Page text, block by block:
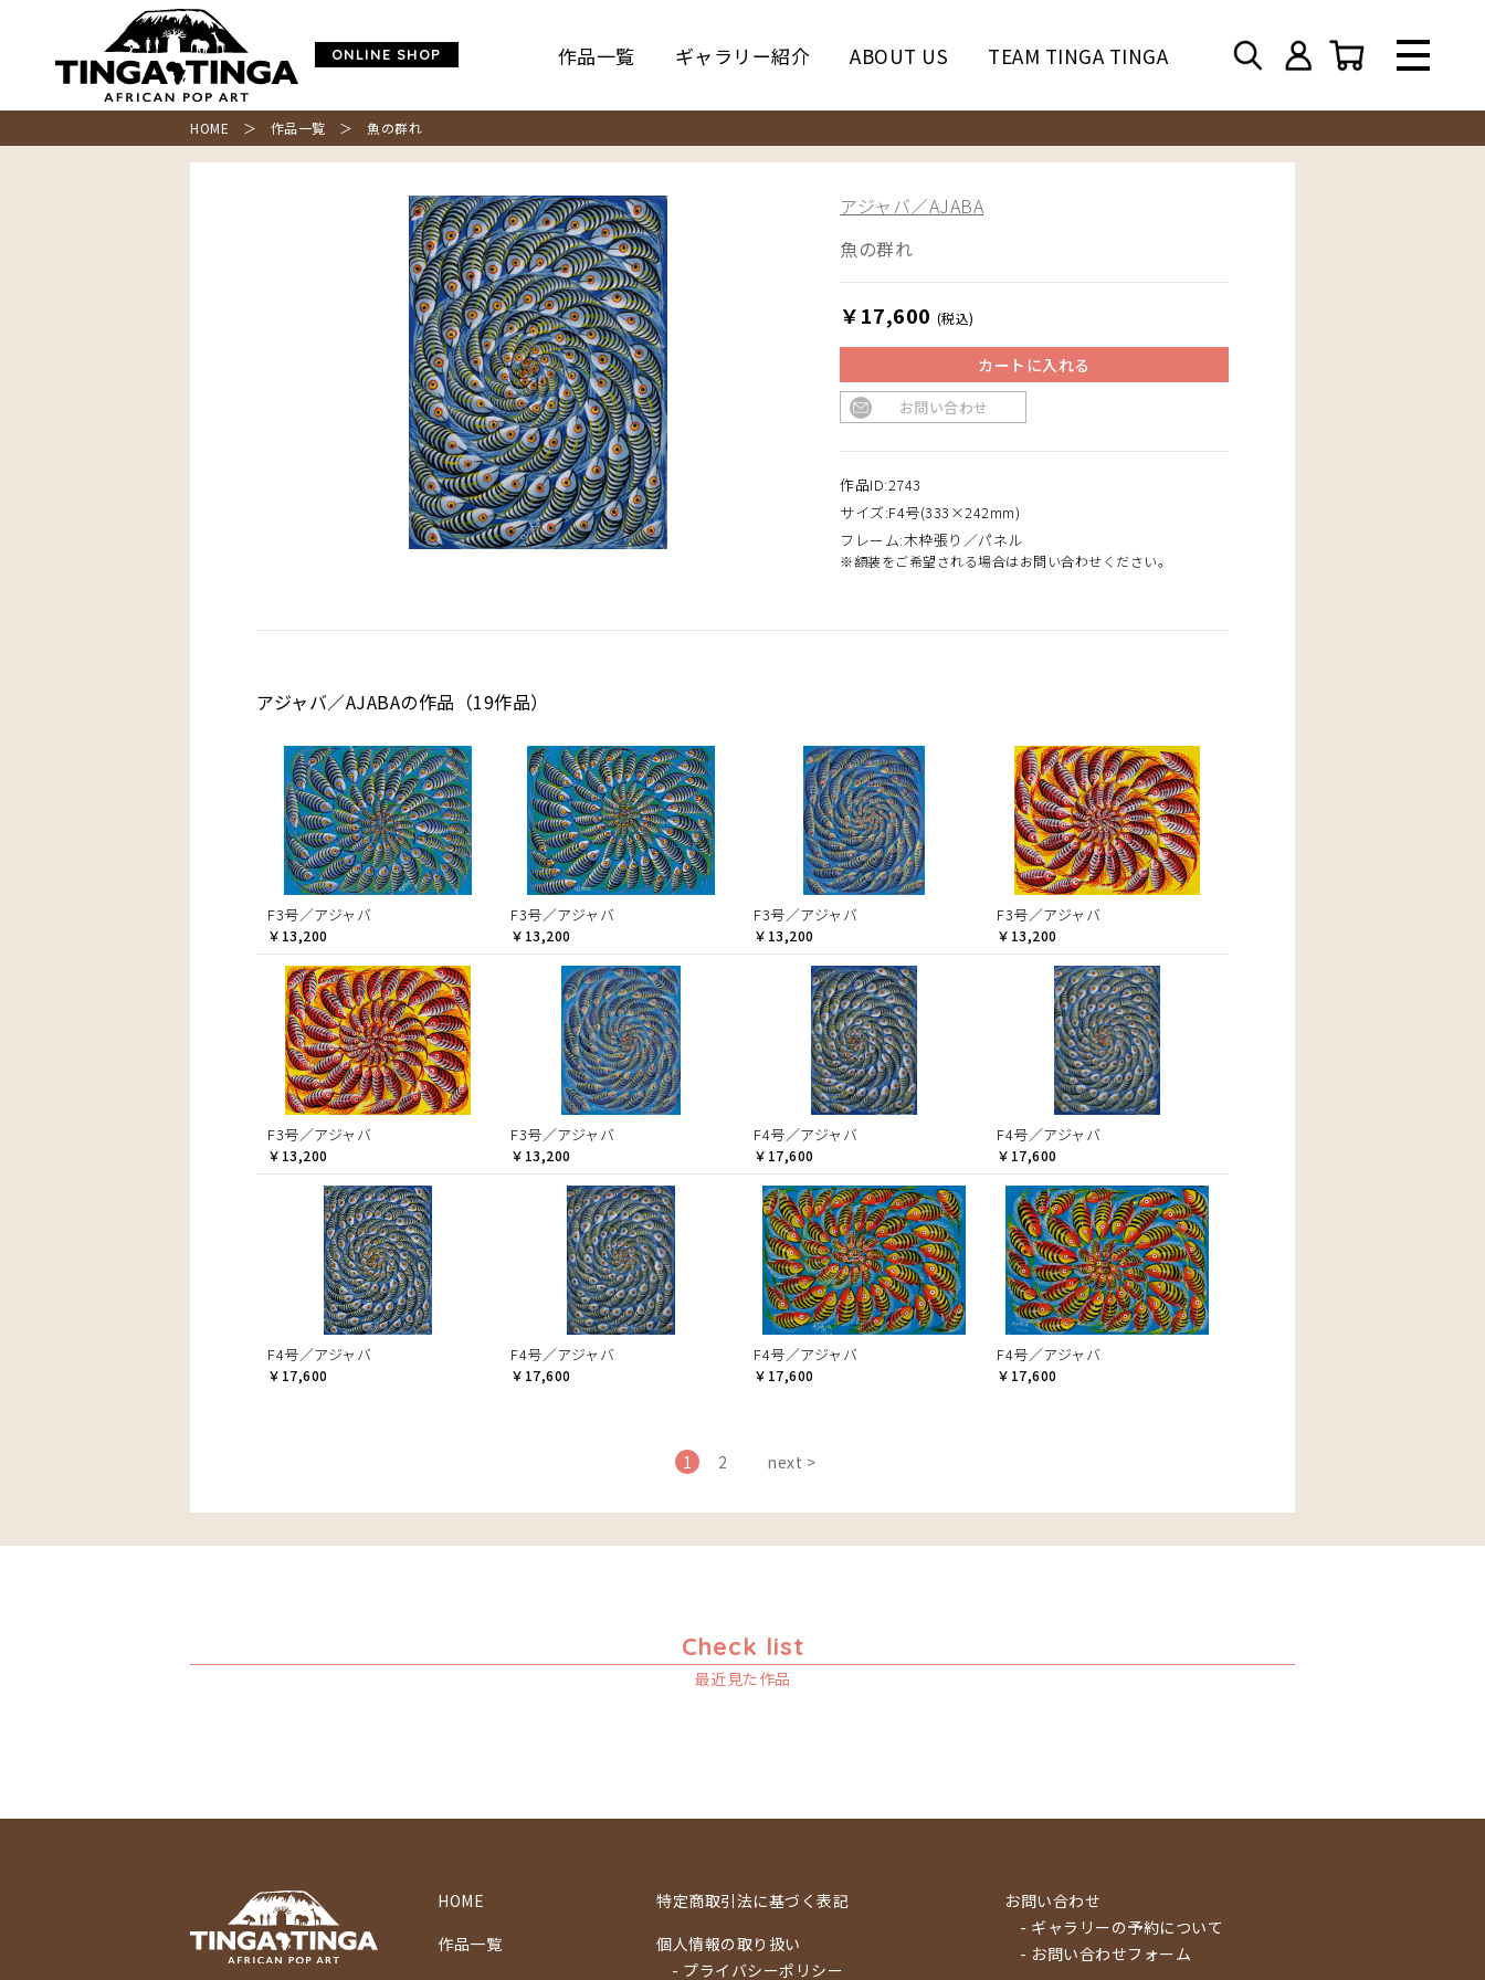
ONLINE SHOP 作品一覧 ギャラリー紹介 ABOUT US TEAM TINGA TINGA
HOME ＞ 作品一覧 ＞ 魚の群れ
アジャバ／AJABA
魚の群れ
￥17,600 (税込)
カートに入れる
お問い合わせ
作品ID:2743
サイズ:F4号(333×242mm)
フレーム:木枠張り／パネル
※額装をご希望される場合はお問い合わせください。
アジャバ／AJABAの作品（19作品）
F3号／アジャバ
￥13,200
F3号／アジャバ
￥13,200
F3号／アジャバ
￥13,200
F3号／アジャバ
￥13,200
F3号／アジャバ
￥13,200
F3号／アジャバ
￥13,200
F4号／アジャバ
￥17,600
F4号／アジャバ
￥17,600
F4号／アジャバ
￥17,600
F4号／アジャバ
￥17,600
F4号／アジャバ
￥17,600
F4号／アジャバ
￥17,600
1 2 next >
Check list
最近見た作品
HOME
作品一覧
特定商取引法に基づく表記
個人情報の取り扱い
- プライバシーポリシー
お問い合わせ
- ギャラリーの予約について
- お問い合わせフォーム